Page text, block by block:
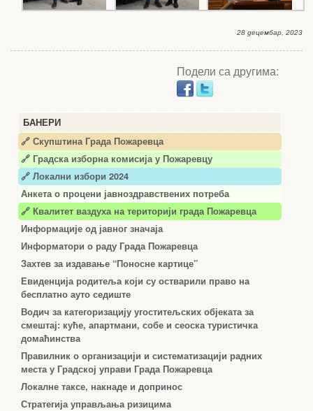
БАНЕРИ
🔗 Скупштина Града Пожаревца
🔗 Градска изборна комисија у Пожаревцу
🔗 Локални избори 2024
Анкета о процени јавноздравствених потреба
🔗 Квалитет ваздуха на територији града Пожаревца
Информације од јавног значаја
Информатори о раду Града Пожаревца
Захтев за издавање “Поносне картице”
Евиденција родитеља који су остварили право на
бесплатно ауто седиште
Водич за категоризацију угоститељских објеката за
смештај: куће, апартмани, собе и сеоска туристичка
домаћинства
Правилник о организацији и систематизацији радних
места у Градској управи Града Пожаревца
Локалне таксе, накнаде и допринос
Стратегија управљања ризицима
28 децембар, 2023
Подели са другима: